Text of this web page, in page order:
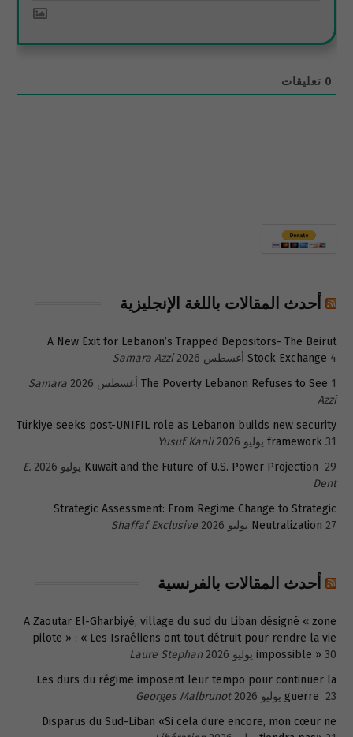
0 تعليقات
أحدث المقالات باللغة الإنجليزية
A New Exit for Lebanon’s Trapped Depositors- The Beirut
Stock Exchange 4 أغسطس 2026
Samara Azzi
The Poverty Lebanon Refuses to See 1 أغسطس 2026
Samara
Azzi
Türkiye seeks post-UNIFIL role as Lebanon builds new security
framework 31 يوليو 2026
Yusuf Kanli
Kuwait and the Future of U.S. Power Projection 29 يوليو 2026
E.
Dent
Strategic Assessment: From Regime Change to Strategic
Neutralization 27 يوليو 2026 Shaffaf Exclusive
أحدث المقالات بالفرنسية
A Zaoutar El-Gharbiyé, village du sud du Liban désigné « zone
pilote » : « Les Israéliens ont tout détruit pour rendre la vie
impossible » 30 يوليو 2026
Laure Stephan
Les durs du régime imposent leur tempo pour continuer la
guerre 23 يوليو 2026
Georges Malbrunot
Disparus du Sud-Liban «Si cela dure encore, mon cœur ne